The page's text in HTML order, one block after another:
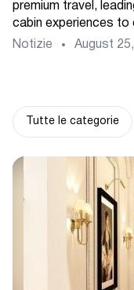
premium travel,
cabin experiences to
Notizie
August
Tutte le categorie